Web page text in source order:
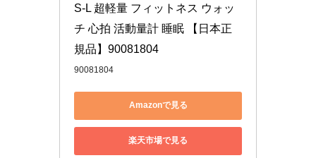
S-L 超軽量 フィットネス ウォッ
チ 心拍 活動量計 睡眠 【日本正
規品】90081804
90081804
Amazonで見る
楽天市場で見る